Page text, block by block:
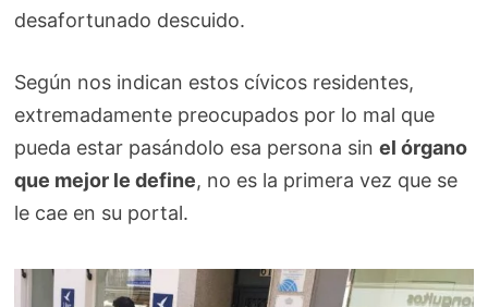
desafortunado descuido.
Según nos indican estos cívicos residentes,
extremadamente preocupados por lo mal que
pueda estar pasándolo esa persona sinel órgano
que mejor le define, no es la primera vez que se
le cae en su portal.